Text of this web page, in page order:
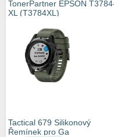
TonerPartner EPSON
XL (T3784XL)
Tactical 679 Silikonový
Řemínek pro Ga